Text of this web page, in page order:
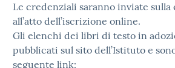
Le credenziali saranno inviate
all’atto dell’iscrizione online.
Gli elenchi dei libri di testo in
pubblicati sul sito dell’Istituto e
seguente link: